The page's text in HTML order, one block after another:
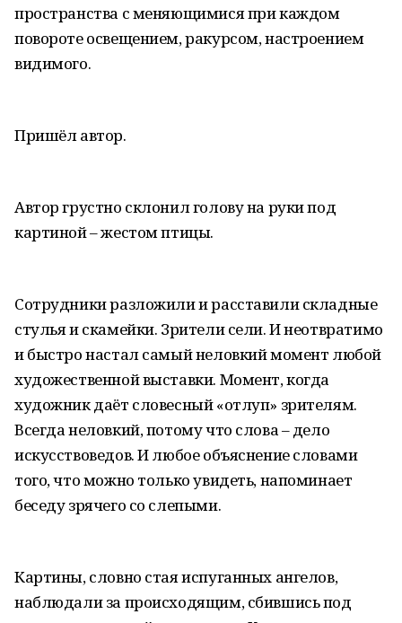
пространства с меняющимися при каждом
повороте освещением, ракурсом, настроением
видимого.
Пришёл автор.
Автор грустно склонил голову на руки под
картиной – жестом птицы.
Сотрудники разложили и расставили складные
стулья и скамейки. Зрители сели. И неотвратимо
и быстро настал самый неловкий момент любой
художественной выставки. Момент, когда
художник даёт словесный «отлуп» зрителям.
Всегда неловкий, потому что слова – дело
искусствоведов. И любое объяснение словами
того, что можно только увидеть, напоминает
беседу зрячего со слепыми.
Картины, словно стая испуганных ангелов,
наблюдали за происходящим, сбившись под